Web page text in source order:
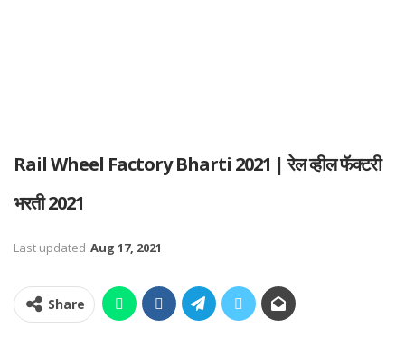
Rail Wheel Factory Bharti 2021 | रेल व्हील फॅक्टरी
भरती 2021
Last updated Aug 17, 2021
Share